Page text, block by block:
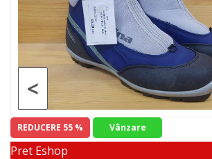
<
REDUCERE 55 % Vânzare
Pret Eshop